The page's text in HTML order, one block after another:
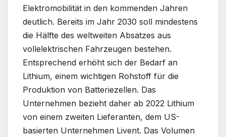
Elektromobilität in den kommenden Jahren
deutlich. Bereits im Jahr 2030 soll mindestens
die Hälfte des weltweiten Absatzes aus
vollelektrischen Fahrzeugen bestehen.
Entsprechend erhöht sich der Bedarf an
Lithium, einem wichtigen Rohstoff für die
Produktion von Batteriezellen. Das
Unternehmen bezieht daher ab 2022 Lithium
von einem zweiten Lieferanten, dem US-
basierten Unternehmen Livent. Das Volumen